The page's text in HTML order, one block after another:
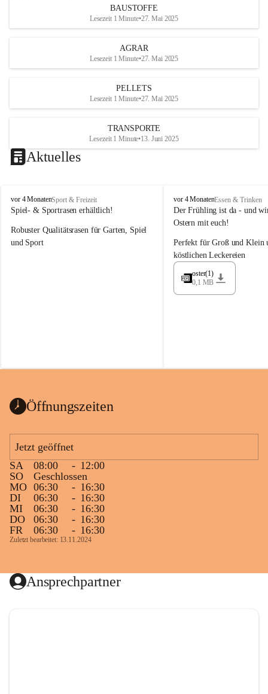
finden wir eine individuelle Lösung.
office@mayer-lipsch.at
BAUSTOFFE
Lesezeit 1 Minute•27. Mai 2025
AGRAR
Lesezeit 1 Minute•27. Mai 2025
PELLETS
Lesezeit 1 Minute•27. Mai 2025
TRANSPORTE
Lesezeit 1 Minute•13. Juni 2025
Aktuelles
M
a
e
r
vor 4 MonatenSport & Freizeit
Spiel- & Sportrasen erhältlich!
Robuster Qualitätsrasen für Garten, Spiel
und Sport
M
a
y
r
G
ü
e
vor 4 MonatenEssen & Trinken
Der Frühling ist da - und
Ostern mit euch!
Perfekt für Groß und Klein
köstlichen Leckereien
oster(1)
0,1 MB
Öffnungszeiten
Jetzt geöffnet
SA
08:00 - 12:00
SO
Geschlossen
MO 06:30 - 16:30
DI
06:30 - 16:30
MI
06:30 - 16:30
DO
06:30 - 16:30
FR
06:30 - 16:30
Zuletzt bearbeitet: 13.11.2024
Ansprechpartner